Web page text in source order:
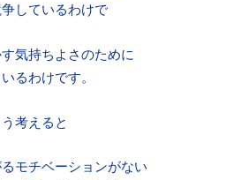
しているわけで
気持ちよさのために
るわけです。
う考えると
モチベーションがない